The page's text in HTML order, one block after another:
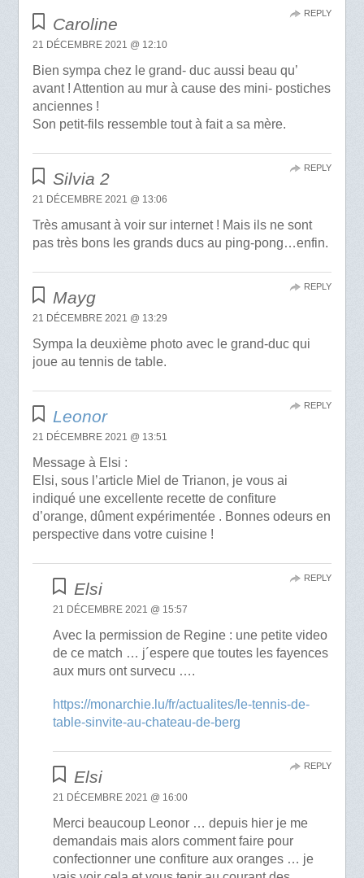
Caroline
21 DÉCEMBRE 2021 @ 12:10
Bien sympa chez le grand- duc aussi beau qu’
avant ! Attention au mur à cause des mini- postiches
anciennes !
Son petit-fils ressemble tout à fait a sa mère.
REPLY
Silvia 2
21 DÉCEMBRE 2021 @ 13:06
Très amusant à voir sur internet ! Mais ils ne sont
pas très bons les grands ducs au ping-pong…enfin.
REPLY
Mayg
21 DÉCEMBRE 2021 @ 13:29
Sympa la deuxième photo avec le grand-duc qui
joue au tennis de table.
REPLY
Leonor
21 DÉCEMBRE 2021 @ 13:51
Message à Elsi :
Elsi, sous l’article Miel de Trianon, je vous ai
indiqué une excellente recette de confiture
d’orange, dûment expérimentée . Bonnes odeurs en
perspective dans votre cuisine !
REPLY
Elsi
21 DÉCEMBRE 2021 @ 15:57
Avec la permission de Regine : une petite video
de ce match … j´espere que toutes les fayences
aux murs ont survecu ….
https://monarchie.lu/fr/actualites/le-tennis-de-
table-sinvite-au-chateau-de-berg
REPLY
Elsi
21 DÉCEMBRE 2021 @ 16:00
Merci beaucoup Leonor … depuis hier je me
demandais mais alors comment faire pour
confectionner une confiture aux oranges … je
REPLY